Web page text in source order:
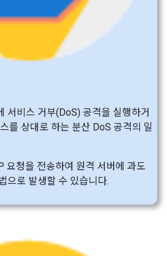
서비스 거부(DoS) 공격을 실행하거
를 상대로 하는 분산 DoS 공격의 일
요청을 전송하여 원격 서버에 과도
으로 발생할 수 있습니다.